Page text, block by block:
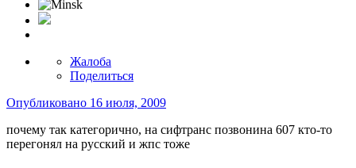
Жалоба
Поделиться
Опубликовано 16 июля, 2009
почему так категорично, на сифтранс позвонина 607 кто-то
перегонял на русский и жпс тоже